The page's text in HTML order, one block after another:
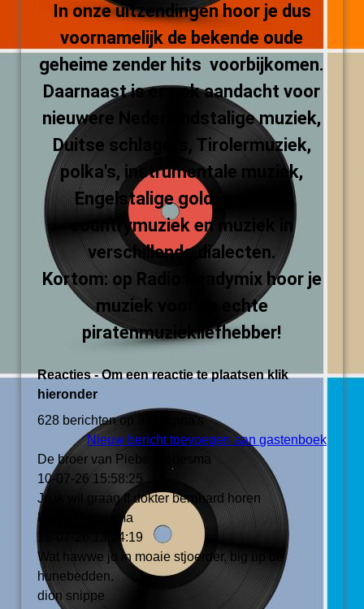
In onze uitzendingen hoor je dus
voornamelijk de bekende oude
geheime zender hits voorbijkomen.
Daarnaast is er ook aandacht voor
nieuwere Nederlandstalige muziek,
Duitse schlagers, Tirolermuziek,
polka's, instrumentale muziek,
Engelstalige golden oldies,
countrymuziek en muziek in
verschillende dialecten.
Kortom: op Radio Readymix hoor je
muziek voor de echte
piratenmuziekliefhebber!
Reacties - Om een reactie te plaatsen klik
hieronder
628 berichten op 32 pagina's
Nieuw bericht toevoegen aan gastenboek
De broer van Piebe Piebesma
10-07-26 15:58:25
Jo ik wil graag ff dokter bernhard horen
Piebe Piebesma
10-07-26
13:24:19
Wat hawwe jo in moaie stjoerder, big up de
hunebedden.
dion snippe